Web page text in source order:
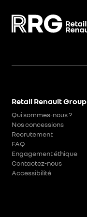
Retail Renault Group
Qui sommes-nous ?
Nos concessions
Recrutement
FAQ
Engagement éthique
Contactez-nous
Accessibilité